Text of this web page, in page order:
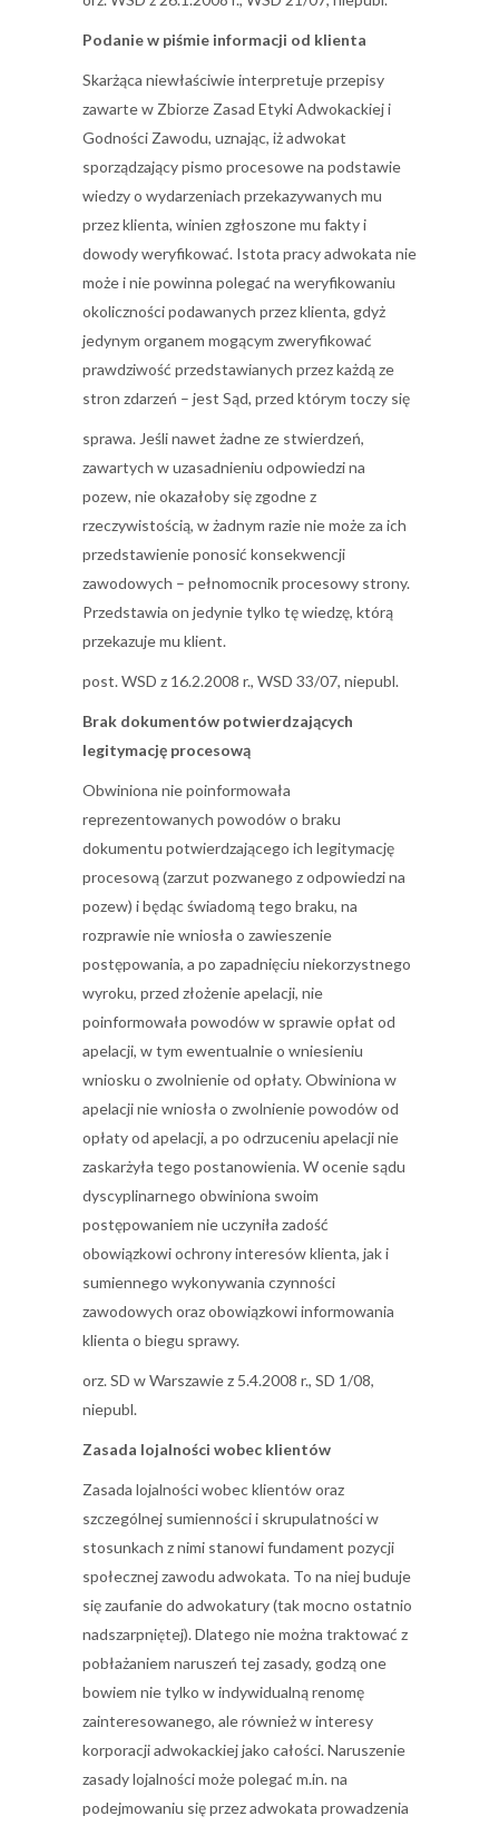
Podanie w piśmie informacji od klienta
Skarżąca niewłaściwie interpretuje przepisy
zawarte w Zbiorze Zasad Etyki Adwokackiej i
Godności Zawodu, uznając, iż adwokat
sporządzający pismo procesowe na podstawie
wiedzy o wydarzeniach przekazywanych mu
przez klienta, winien zgłoszone mu fakty i
dowody weryfikować. Istota pracy adwokata nie
może i nie powinna polegać na weryfikowaniu
okoliczności podawanych przez klienta, gdyż
jedynym organem mogącym zweryfikować
prawdziwość przedstawianych przez każdą ze
stron zdarzeń – jest Sąd, przed którym toczy się
sprawa. Jeśli nawet żadne ze stwierdzeń,
zawartych w uzasadnieniu odpowiedzi na
pozew, nie okazałoby się zgodne z
rzeczywistością, w żadnym razie nie może za ich
przedstawienie ponosić konsekwencji
zawodowych – pełnomocnik procesowy strony.
Przedstawia on jedynie tylko tę wiedzę, którą
przekazuje mu klient.
post. WSD z 16.2.2008 r., WSD 33/07, niepubl.
Brak dokumentów potwierdzających
legitymację procesową
Obwiniona nie poinformowała
reprezentowanych powodów o braku
dokumentu potwierdzającego ich legitymację
procesową (zarzut pozwanego z odpowiedzi na
pozew) i będąc świadomą tego braku, na
rozprawie nie wniosła o zawieszenie
postępowania, a po zapadnięciu niekorzystnego
wyroku, przed złożenie apelacji, nie
poinformowała powodów w sprawie opłat od
apelacji, w tym ewentualnie o wniesieniu
wniosku o zwolnienie od opłaty. Obwiniona w
apelacji nie wniosła o zwolnienie powodów od
opłaty od apelacji, a po odrzuceniu apelacji nie
zaskarżyła tego postanowienia. W ocenie sądu
dyscyplinarnego obwiniona swoim
postępowaniem nie uczyniła zadość
obowiązkowi ochrony interesów klienta, jak i
sumiennego wykonywania czynności
zawodowych oraz obowiązkowi informowania
klienta o biegu sprawy.
orz. SD w Warszawie z 5.4.2008 r., SD 1/08,
niepubl.
Zasada lojalności wobec klientów
Zasada lojalności wobec klientów oraz
szczególnej sumienności i skrupulatności w
stosunkach z nimi stanowi fundament pozycji
społecznej zawodu adwokata. To na niej buduje
się zaufanie do adwokatury (tak mocno ostatnio
nadszarpniętej). Dlatego nie można traktować z
pobłażaniem naruszeń tej zasady, godzą one
bowiem nie tylko w indywidualną renomę
zainteresowanego, ale również w interesy
korporacji adwokackiej jako całości. Naruszenie
zasady lojalności może polegać m.in. na
podejmowaniu się przez adwokata prowadzenia